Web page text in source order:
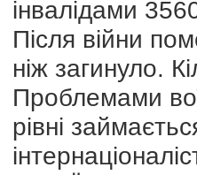
інвалідами
Після війни
ніж загинуло.
Проблемами
рівні